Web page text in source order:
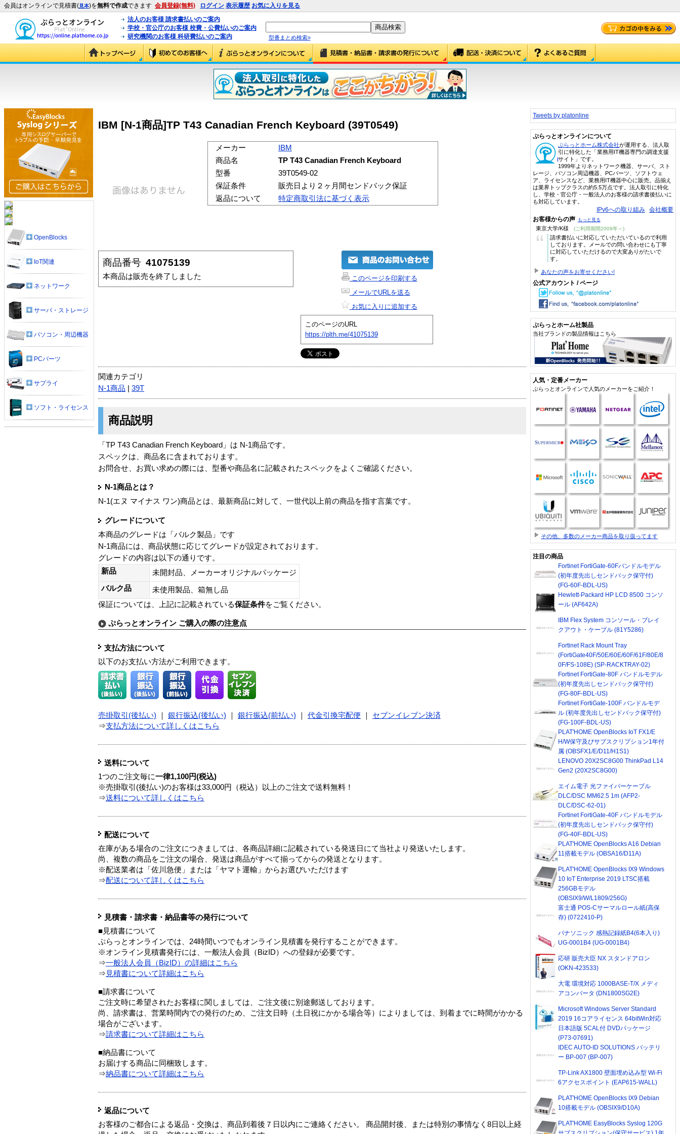
会員はオンラインで見積書(見本)を無料で作成できます 会員登録(無料) ログイン 表示履歴 お気に入りを見る
法人のお客様 請求書払いのご案内
学校・官公庁のお客様 校費・公費払いのご案内
研究機関のお客様 科研費払いのご案内
型番まとめ検索»
IBM [N-1商品]TP T43 Canadian French Keyboard (39T0549)
メーカー
IBM
商品名
TP T43 Canadian French Keyboard
型番
39T0549-02
保証条件
販売日より２ヶ月間センドバック保証
返品について
特定商取引法に基づく表示
商品番号 41075139
本商品は販売を終了しました
このページを印刷する
メールでURLを送る
お気に入りに追加する
このページのURL
https://plth.me/41075139
関連カテゴリ
N-1商品
39T
商品説明
「TP T43 Canadian French Keyboard」は N-1商品です。
スペックは、商品名に含まれております。
お問合せ、お買い求めの際には、型番や商品名に記載されたスペックをよくご確認ください。
N-1商品とは？
N-1(エヌ マイナス ワン)商品とは、最新商品に対して、一世代以上前の商品を指す言葉です。
グレードについて
本商品のグレードは「バルク製品」です
N-1商品には、商品状態に応じてグレードが設定されております。
グレードの内容は以下の通りです。
新品
未開封品、メーカーオリジナルパッケージ
バルク品
未使用製品、箱無し品
保証については、上記に記載されている保証条件をご覧ください。
ぷらっとオンライン ご購入の際の注意点
支払方法について
以下のお支払い方法がご利用できます。
売掛取引(後払い) 銀行振込(後払い) 銀行振込(前払い) 代金引換宅配便
セブンイレブン決済
⇒支払方法について詳しくはこちら
送料について
1つのご注文毎に一律1,100円(税込)
※売掛取引(後払い)のお客様は33,000円（税込）以上のご注文で送料無料！
⇒送料について詳しくはこちら
配送について
在庫がある場合のご注文につきましては、各商品詳細に記載されている発送日にて当社より発送いたします。
尚、複数の商品をご注文の場合、発送は商品がすべて揃ってからの発送となります。
※配送業者は「佐川急便」または「ヤマト運輸」からお選びいただけます
⇒配送について詳しくはこちら
見積書・請求書・納品書等の発行について
■見積書について
ぷらっとオンラインでは、24時間いつでもオンライン見積書を発行することができます。
※オンライン見積書発行には、一般法人会員（BizID）への登録が必要です。
⇒一般法人会員（BizID）の詳細はこちら
⇒ 見積書について詳細はこちら
■請求書について
ご注文時に希望されたお客様に関しましては、ご注文後に別途郵送しております。
尚、請求書は、営業時間内での発行のため、ご注文日時（土日祝にかかる場合等）によりましては、到着までに時間がかかる
場合がございます。
⇒請求書について詳細はこちら
■納品書について
お届けする商品に同梱致します。
⇒納品書について詳細はこちら
返品について
お客様のご都合による返品・交換は、商品到着後７日以内にご連絡ください。 商品開封後、または特別の事情なく8日以上経
OpenBlocks
IoT関連
ネットワーク
サーバ・ストレージ
パソコン・周辺機器
PCパーツ
サプライ
ソフト・ライセンス
Tweets by platonline
ぷらっとオンラインについて
ぷらっとホーム株式会社が運用する、法人取
引に特化した「業務用IT機器専門の調達支援
サイト」です。
1999年よりネットワーク機器、サーバ、スト
レージ、パソコン周辺機器、PCパーツ、ソフトウェ
ア、ライセンスなど、業務用IT機器中心に販売。品揃え
は業界トップクラスの約5.5万点です。法人取引に特化
し、学校・官公庁・一般法人のお客様の請求書後払いに
も対応しています。
IPv6への取り組み 会社概要
お客様からの声 もっと見る
東京大学/K様 (ご利用期間2009年～)
“
請求書払いに対応していただいているので利用
しております。メールでの問い合わせにも丁寧
に対応していただけるので大変ありがたいで
す。
あなたの声をお寄せください!
公式アカウント / ページ
ぷらっとホーム社製品
当社ブランドの製品情報はこちら
人気・定番メーカー
ぷらっとオンラインで人気のメーカーをご紹介！
その他、多数のメーカー商品を取り扱ってます
注目の商品
Fortinet FortiGate-60Fバンドルモデル
(初年度先出しセンドバック保守付)
(FG-60F-BDL-US)
Hewlett-Packard HP LCD 8500 コンソ
ール (AF642A)
IBM Flex System コンソール・ブレイ
クアウト・ケーブル (81Y5286)
Fortinet Rack Mount Tray
(FortiGate40F/50E/60E/60F/61F/80E/8
0F/FS-108E) (SP-RACKTRAY-02)
Fortinet FortiGate-80F バンドルモデル
(初年度先出しセンドバック保守付)
(FG-80F-BDL-US)
Fortinet FortiGate-100F バンドルモデ
ル (初年度先出しセンドバック保守付)
(FG-100F-BDL-US)
PLAT'HOME OpenBlocks IoT FX1/E
H/W保守及びサブスクリプション1年付
属 (OBSFX1/E/D11/H1S1)
LENOVO 20X2SC8G00 ThinkPad L14
Gen2 (20X2SC8G00)
エイム電子 光ファイバーケーブル
DLC/DSC MM62.5 1m (AFP2-
DLC/DSC-62-01)
Fortinet FortiGate-40F バンドルモデル
(初年度先出しセンドバック保守付)
(FG-40F-BDL-US)
PLAT'HOME OpenBlocks A16 Debian
11搭載モデル (OBSA16/D11A)
PLAT'HOME OpenBlocks IX9 Windows
10 IoT Enterprise 2019 LTSC搭載
256GBモデル
(OBSIX9/W/L1809/256G)
富士通 POS-Cサーマルロール紙(高保
存) (0722410-P)
パナソニック 感熱記録紙B4(6本入り)
UG-0001B4 (UG-0001B4)
応研 販売大臣 NX スタンドアロン
(OKN-423533)
大電 環境対応 1000BASE-T/X メディ
アコンバータ (DN1800SG2E)
Microsoft Windows Server Standard
2019 16コアライセンス 64bitWin対応
日本語版 5CAL付 DVDパッケージ
(P73-07691)
IDEC AUTO-ID SOLUTIONS バッテリ
ー BP-007 (BP-007)
TP-Link AX1800 壁面埋め込み型 Wi-Fi
6アクセスポイント (EAP615-WALL)
PLAT'HOME OpenBlocks IX9 Debian
10搭載モデル (OBSIX9/D10A)
PLAT'HOME EasyBlocks Syslog 120G